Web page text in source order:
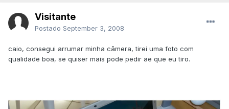
Visitante
Postado September 3, 2008
caio, consegui arrumar minha câmera, tirei uma foto com
qualidade boa, se quiser mais pode pedir ae que eu tiro.